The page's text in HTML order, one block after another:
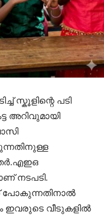
സ്കൂളിന്റെ പടി
അറിവുമായി
നടപടി.
പോകുന്നതിനാൽ
ഇവരുടെ വീടുകളിൽ